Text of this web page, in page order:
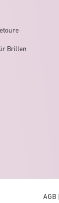
Brillen
AGB